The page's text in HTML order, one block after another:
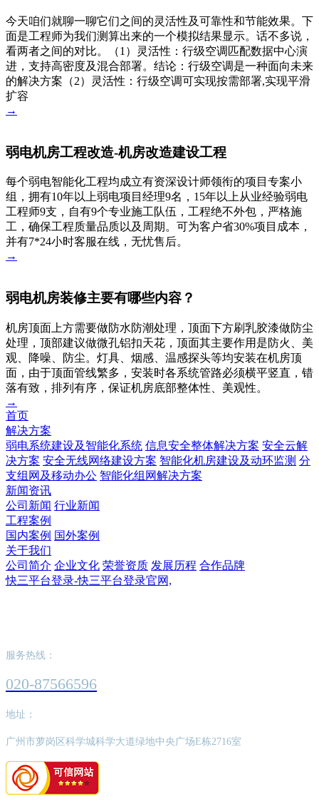
今天咱们就聊一聊它们之间的灵活性及可靠性和节能效果。下
面是工程师为我们测算出来的一个模拟结果显示。话不多说，
看两者之间的对比。（1）灵活性：行级空调匹配数据中心演
进，支持高密度及混合部署。结论：行级空调是一种面向未来
的解决方案（2）灵活性：行级空调可实现按需部署,实现平滑
扩容
→
弱电机房工程改造-机房改造建设工程
每个弱电智能化工程均成立有资深设计师领衔的项目专案小
组，拥有10年以上弱电项目经理9名，15年以上从业经验弱电
工程师9支，自有9个专业施工队伍，工程绝不外包，严格施
工，确保工程质量品质以及周期。可为客户省30%项目成本，
并有7*24小时客服在线，无忧售后。
→
弱电机房装修主要有哪些内容？
机房顶面上方需要做防水防潮处理，顶面下方刷乳胶漆做防尘
处理，顶部建议做微孔铝扣天花，顶面其主要作用是防火、美
观、降噪、防尘。灯具、烟感、温感探头等均安装在机房顶
面，由于顶面管线繁多，安装时各系统管路必须横平竖直，错
落有致，排列有序，保证机房底部整体性、美观性。
→
首页
解决方案
弱电系统建设及智能化系统 信息安全整体解决方案 安全云解
决方案 安全无线网络建设方案 智能化机房建设及动环监测 分
支组网及移动办公 智能化组网解决方案
新闻资讯
公司新闻 行业新闻
工程案例
国内案例 国外案例
关于我们
公司简介 企业文化 荣誉资质 发展历程 合作品牌
快三平台登录-快三平台登录官网,
服务热线：
020-87566596
地址：
广州市萝岗区科学城科学大道绿地中央广场E栋2716室